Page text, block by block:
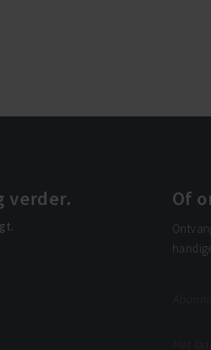
verder. Of